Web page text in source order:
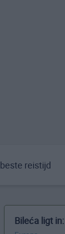
beste reistijd
Bileća ligt in: